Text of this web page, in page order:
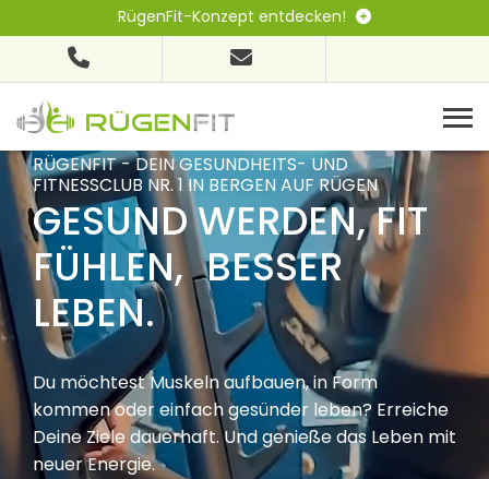
RügenFit-Konzept entdecken!
GESUND WERDEN, FIT
FÜHLEN, BESSER
LEBEN.
RÜGENFIT - DEIN GESUNDHEITS- UND
FITNESSCLUB NR. 1 IN BERGEN AUF RÜGEN
Du möchtest Muskeln aufbauen, in Form
kommen oder einfach gesünder leben? Erreiche
Deine Ziele dauerhaft. Und genieße das Leben mit
neuer Energie.